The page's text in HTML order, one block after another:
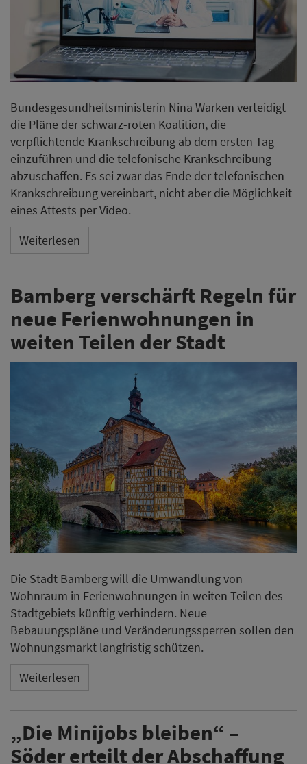
Bundesgesundheitsministerin Nina Warken verteidigt
die Pläne der schwarz-roten Koalition, die
verpflichtende Krankschreibung ab dem ersten Tag
einzuführen und die telefonische Krankschreibung
abzuschaffen. Es sei zwar das Ende der telefonischen
Krankschreibung vereinbart, nicht aber die Möglichkeit
eines Attests per Video.
Weiterlesen
Bamberg verschärft Regeln für
neue Ferienwohnungen in
weiten Teilen der Stadt
Die Stadt Bamberg will die Umwandlung von
Wohnraum in Ferienwohnungen in weiten Teilen des
Stadtgebiets künftig verhindern. Neue
Bebauungspläne und Veränderungssperren sollen den
Wohnungsmarkt langfristig schützen.
Weiterlesen
„Die Minijobs bleiben“ –
Söder erteilt der Abschaffung